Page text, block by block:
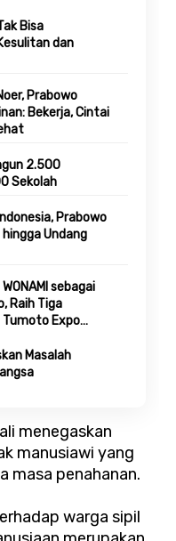
Bisa
dan
Prabowo
Bekerja, Cintai
2.500
Sekolah
Prabowo
Undang
sebagai
Raih Tiga
Tumoto Expo
Masalah
menegaskan
manusiawi yang
masa penahanan.
warga sipil